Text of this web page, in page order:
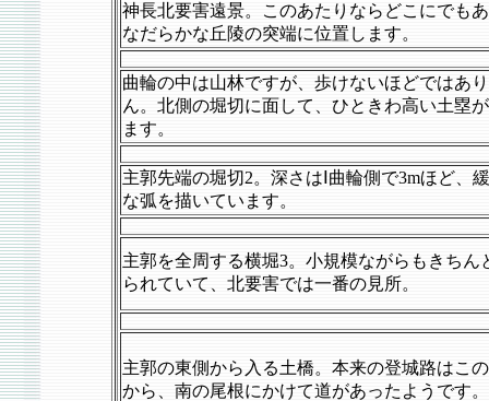
神長北要害遠景。このあたりならどこにでも
なだらかな丘陵の突端に位置します。
曲輪の中は山林ですが、歩けないほどではあ
ん。北側の堀切に面して、ひときわ高い土塁
ます。
主郭先端の堀切2。深さはⅠ曲輪側で3mほど、
な弧を描いています。
主郭を全周する横堀3。小規模ながらもきちん
られていて、北要害では一番の見所。
主郭の東側から入る土橋。本来の登城路はこ
から、南の尾根にかけて道があったようです。